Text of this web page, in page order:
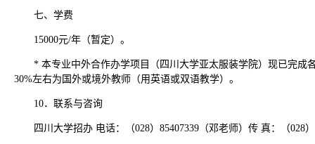
七、学费
15000元/年（暂定）。
* 本专业中外合作办学项目（四川大学亚太服装学院）现已完成
30%左右为国外或境外教师（用英语或双语教学）。
10．联系与咨询
四川大学招办 电话：（028）85407339（邓老师）传 真：（028）